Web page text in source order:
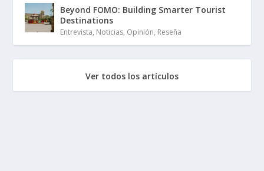
Beyond FOMO: Building Smarter Tourist
Destinations
Entrevista, Noticias, Opinión, Reseña
Ver todos los artículos